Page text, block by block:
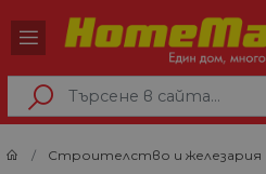
Строителство и железария